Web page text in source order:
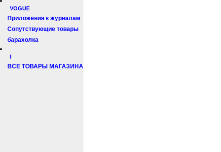
VOGUE
Приложения к журналам
Сопутствующие товары
барахолка
I
ВСЕ ТОВАРЫ МАГАЗИНА